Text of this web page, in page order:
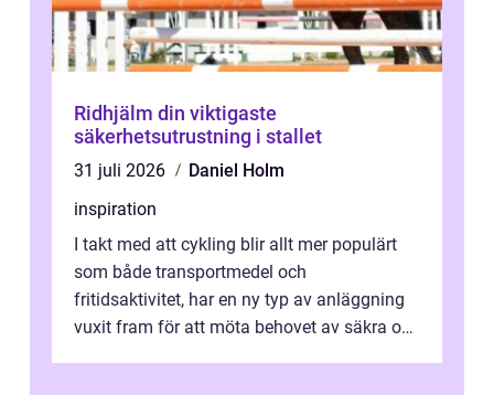
Ridhjälm din viktigaste
säkerhetsutrustning i stallet
31 juli 2026
Daniel Holm
inspiration
I takt med att cykling blir allt mer populärt
som både transportmedel och
fritidsaktivitet, har en ny typ av anläggning
vuxit fram för att möta behovet av säkra och